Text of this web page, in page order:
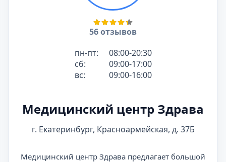
56 отзывов
пн-пт:
08:00-20:30
сб:
09:00-17:00
вс:
09:00-16:00
Медицинский центр Здрава
г. Екатеринбург, Красноармейская, д. 37Б
Медицинский центр Здрава предлагает большой